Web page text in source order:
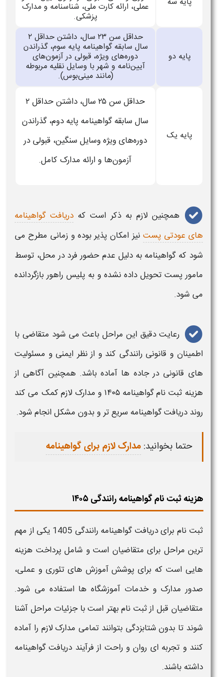
عملی، ارائه کارت ملی، شناسنامه و مدارک
پزشکی.
پایه دو
حداقل سن ۲۳ سال، داشتن حداقل ۲
سال سابقه گواهینامه پایه سوم، گذراندن
دوره‌های ویژه، قبولی در آزمون‌های
آیین‌نامه و شهر با وسایل نقلیه مربوطه
(مانند مینی‌بوس).
پایه یک
حداقل سن ۲۵ سال، داشتن حداقل ۲
سال سابقه گواهینامه پایه دوم، گذراندن
دوره‌های ویژه وسایل سنگین، قبولی در
آزمون‌ها و ارائه مدارک کامل.
همچنین لازم به ذکر است که دریافت گواهینامه
های عودتی پست نیز امکان پذیر بوده و زمانی مطرح می
شود که گواهینامه به دلیل عدم حضور فرد در محل، توسط
مامور پست تحویل داده نشده و به پلیس راهور بازگردانده
می شود.
رعایت دقیق این مراحل باعث می‌ شود متقاضی با
اطمینان و قانونی رانندگی کند و از نظر ایمنی و مسئولیت‌
های قانونی در جاده‌ ها آماده باشد. همچنین آگاهی از
هزینه ثبت نامگواهینامه ۱۴۰۵
و مدارک لازم کمک می‌ کند
روند دریافتگواهینامه سریع‌ تر و بدون مشکل انجام شود.
حتما بخوانید:مدارک لازم برای گواهینامه
هزینه ثبت نام گواهینامه رانندگی ۱۴۰۵
ثبت نام برای دریافت گواهینامه رانندگی 1405
یکی از مهم‌
ترین مراحل برای متقاضیان است و شامل پرداخت هزینه‌
هایی است که برای پوشش آموزش‌ های تئوری و عملی،
صدور مدارک و خدمات آموزشگاه‌ ها استفاده می‌ شود.
متقاضیان قبل ازثبت نامبهتر است با جزئیات مراحل آشنا
شوند تا بدون شتابزدگی بتوانند تمامی مدارک لازم را آماده
کنند و تجربه‌ ای روان و راحت از فرآیند دریافت گواهینامه
داشته باشند.